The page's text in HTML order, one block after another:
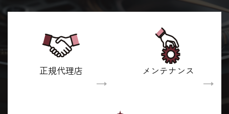
正規代理店 メンテナンス